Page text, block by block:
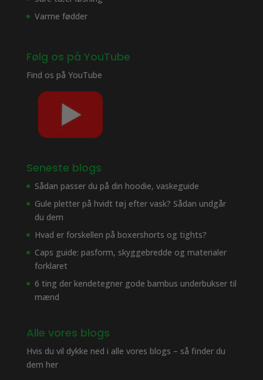
Varme fødder
Følg os på YouTube
Find os på YouTube
Seneste blogs
Sådan passer du på din hoodie, vaskeguide
Gule pletter på hvidt tøj efter vask? Sådan undgår
du dem
Hvad er forskellen på boxershorts og tights?
Caps guide: pasform, skyggebredde og materialer
forklaret
6 ting der kendetegner gode bambus underbukser til
mænd
Alle vores blogs
Hvis du vil dykke ned i alle vores blogs – så finder du
dem her